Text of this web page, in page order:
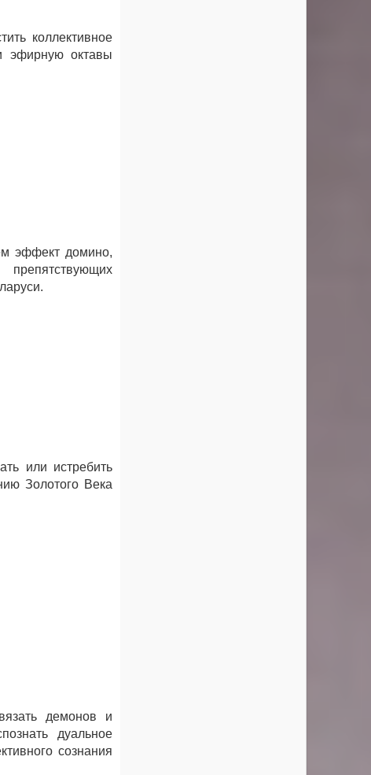
коллективное
эфирную октавы
эффект домино,
или истребить
Золотого Века
демонов и
дуальное
сознания